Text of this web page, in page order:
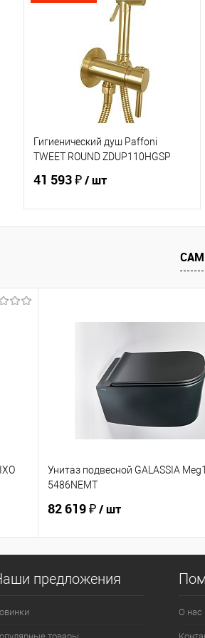
Купить в 1 клик
В избранное
Гигиенический душ Paffoni
TWEET ROUND ZDUP110HGSP
41 593 ₽/ шт
Унитаз подвесной GALASSIA
5486NEMT
82 619 ₽/ шт
предложения
О нас